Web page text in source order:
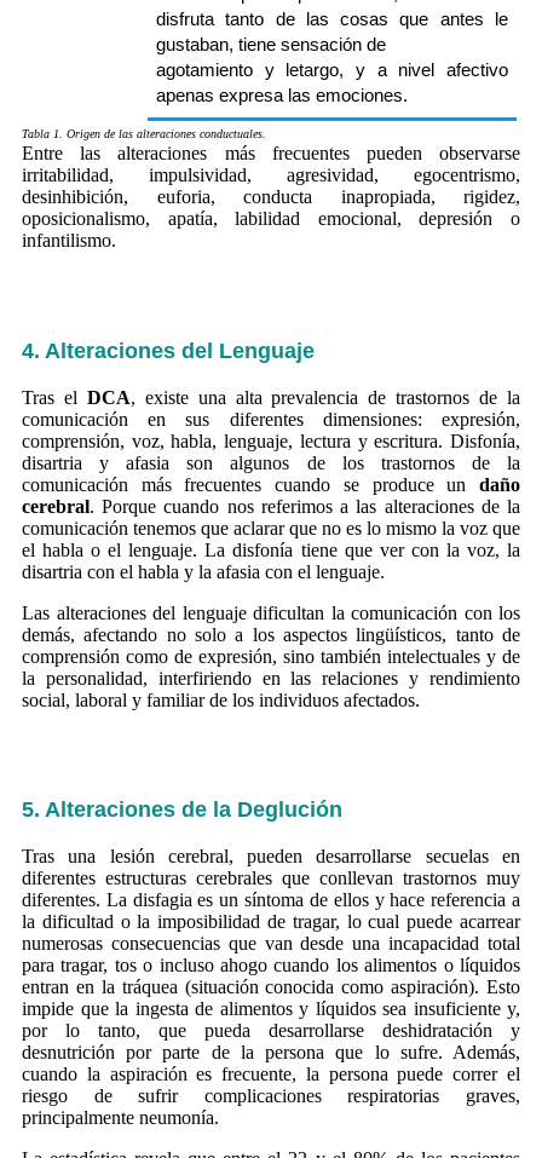
disfruta tanto de las cosas que antes le
gustaban, tiene sensación de
agotamiento y letargo, y a nivel afectivo
apenas expresa las emociones.
Tabla 1. Origen de las alteraciones conductuales.
Entre las alteraciones más frecuentes pueden observarse
irritabilidad, impulsividad, agresividad, egocentrismo,
desinhibición, euforia, conducta inapropiada, rigidez,
oposicionalismo, apatía, labilidad emocional, depresión o
infantilismo.
4. Alteraciones del Lenguaje
Tras el DCA, existe una alta prevalencia de trastornos de la
comunicación en sus diferentes dimensiones: expresión,
comprensión, voz, habla, lenguaje, lectura y escritura. Disfonía,
disartria y afasia son algunos de los trastornos de la
comunicación más frecuentes cuando se produce un daño
cerebral. Porque cuando nos referimos a las alteraciones de la
comunicación tenemos que aclarar que no es lo mismo la voz que
el habla o el lenguaje. La disfonía tiene que ver con la voz, la
disartria con el habla y la afasia con el lenguaje.
Las alteraciones del lenguaje dificultan la comunicación con los
demás, afectando no solo a los aspectos lingüísticos, tanto de
comprensión como de expresión, sino también intelectuales y de
la personalidad, interfiriendo en las relaciones y rendimiento
social, laboral y familiar de los individuos afectados.
5. Alteraciones de la Deglución
Tras una lesión cerebral, pueden desarrollarse secuelas en
diferentes estructuras cerebrales que conllevan trastornos muy
diferentes. La disfagia es un síntoma de ellos y hace referencia a
la dificultad o la imposibilidad de tragar, lo cual puede acarrear
numerosas consecuencias que van desde una incapacidad total
para tragar, tos o incluso ahogo cuando los alimentos o líquidos
entran en la tráquea (situación conocida como aspiración). Esto
impide que la ingesta de alimentos y líquidos sea insuficiente y,
por lo tanto, que pueda desarrollarse deshidratación y
desnutrición por parte de la persona que lo sufre. Además,
cuando la aspiración es frecuente, la persona puede correr el
riesgo de sufrir complicaciones respiratorias graves,
principalmente neumonía.